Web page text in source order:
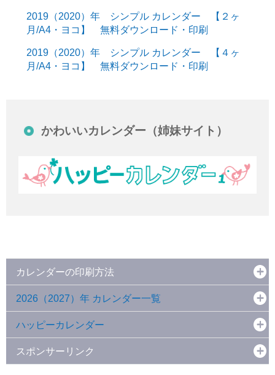
2019（2020）年 シンプル カレンダー 【２ヶ
月/A4・ヨコ】 無料ダウンロード・印刷
2019（2020）年 シンプル カレンダー 【４ヶ
月/A4・ヨコ】 無料ダウンロード・印刷
かわいいカレンダー（姉妹サイト）
カレンダーの印刷方法
2026（2027）年 カレンダー一覧
ハッピーカレンダー
スポンサーリンク